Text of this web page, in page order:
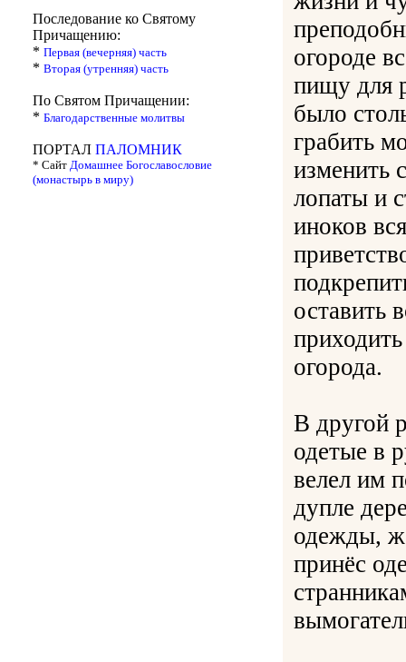
Последование ко Святому
Причащению:
* Первая (вечерняя) часть
* Вторая (утренняя) часть
По Святом Причащении:
* Благодарственные молитвы
ПОРТАЛ ПАЛОМНИК
* Сайт Домашнее Богославословие
(монастырь в миру)
огороде
пищу для
было
грабить
изменить
лопаты и
иноков
оставить
огорода.
В другой
одетые в
велел им
дупле
одежды,
принёс